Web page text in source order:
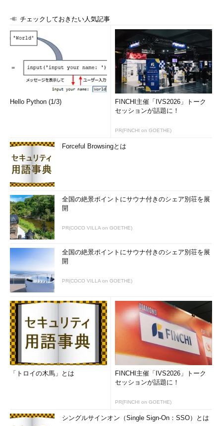
チェックしておきたい人気記事
Hello Python (1/3)
FINCHI主催「IVS2026」トーク
セッションが話題に！
PR(FINCHI on GOETHE)
Forceful Browsingとは
全国の絶景ポイントにサウナ付きのシェア別荘を展
開
PR(COCO VILLA on GOETHE)
全国の絶景ポイントにサウナ付きのシェア別荘を展
開
PR(COCO VILLA on GOETHE)
「トロイの木馬」とは
FINCHI主催「IVS2026」トーク
セッションが話題に！
PR(FINCHI on GOETHE)
シングルサインオン（Single Sign-On：SSO）とは